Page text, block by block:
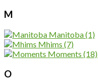
M
Manitoba(1)
Mhims (7)
Moments (18)
O